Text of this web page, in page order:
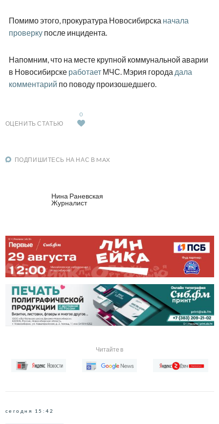
Помимо этого, прокуратура Новосибирска начала
проверкупосле инцидента.
Напомним, что на месте крупной коммунальной аварии
в Новосибирске работаетМЧС. Мэрия города дала
комментарий по поводу произошедшего.
ОЦЕНИТЬ СТАТЬЮ
0
ПОДПИШИТЕСЬ НА НАС В MAX
Нина Раневская
Журналист
Читайте в
сегодня 15:42